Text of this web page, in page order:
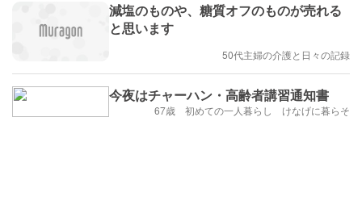
減塩のものや、糖質オフのものが売れる
と思います
50代主婦の介護と日々の記録
今夜はチャーハン・高齢者講習通知書
67歳 初めての一人暮らし けなげに暮らそ